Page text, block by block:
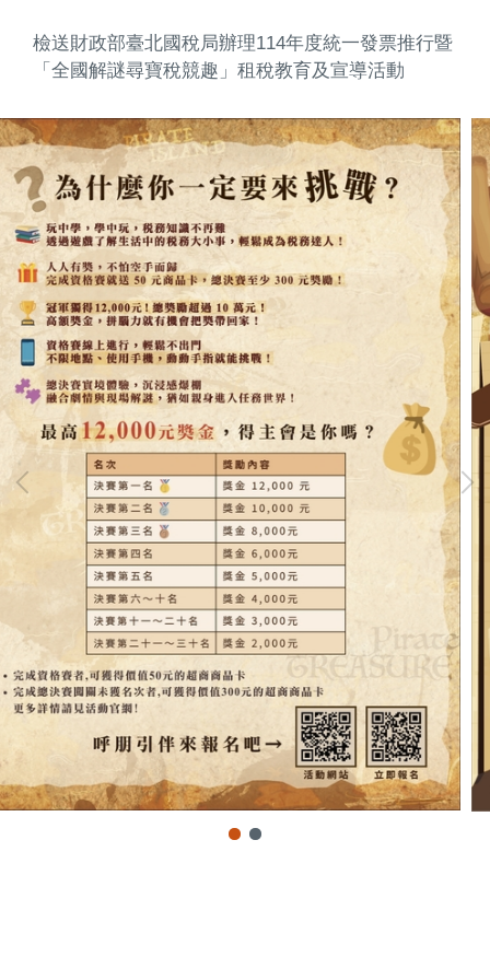
檢送財政部臺北國稅局辦理114年度統一發票推行暨
「全國解謎尋寶稅競趣」租稅教育及宣導活動